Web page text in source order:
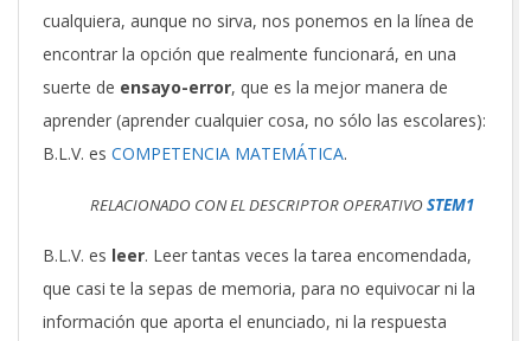
cualquiera, aunque no sirva, nos ponemos en la línea de
encontrar la opción que realmente funcionará, en una
suerte de ensayo-error, que es la mejor manera de
aprender (aprender cualquier cosa, no sólo las escolares):
B.L.V. es COMPETENCIA MATEMÁTICA.
RELACIONADO CON EL DESCRIPTOR OPERATIVOSTEM1
B.L.V. es leer. Leer tantas veces la tarea encomendada,
que casi te la sepas de memoria, para no equivocar ni la
información que aporta el enunciado, ni la respuesta